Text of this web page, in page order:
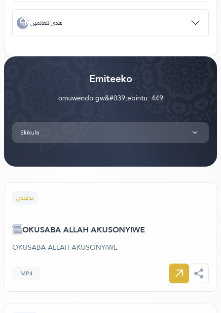
هدى للعالمين
Emiteeko
omuwendo gw&#039;ebintu: 449
Ekikula
لوغندي
OKUSABA ALLAH AKUSONYIWE
OKUSABA ALLAH AKUSONYIWE
MP4